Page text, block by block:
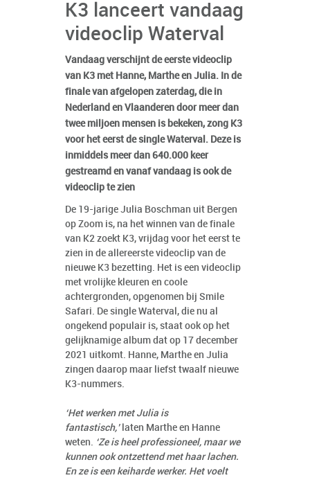
K3 lanceert vandaag
videoclip Waterval
Vandaag verschijnt de eerste videoclip
van K3 met Hanne, Marthe en Julia. In de
finale van afgelopen zaterdag, die in
Nederland en Vlaanderen door meer dan
twee miljoen mensen is bekeken, zong K3
voor het eerst de single Waterval. Deze is
inmiddels meer dan 640.000 keer
gestreamd en vanaf vandaag is ook de
videoclip te zien
De 19-jarige Julia Boschman uit Bergen
op Zoom is, na het winnen van de finale
van K2 zoekt K3, vrijdag voor het eerst te
zien in de allereerste videoclip van de
nieuwe K3 bezetting. Het is een videoclip
met vrolijke kleuren en coole
achtergronden, opgenomen bij Smile
Safari. De single Waterval, die nu al
ongekend populair is, staat ook op het
gelijknamige album dat op 17 december
2021 uitkomt. Hanne, Marthe en Julia
zingen daarop maar liefst twaalf nieuwe
K3-nummers.
‘Het werken met Julia is
fantastisch,’laten Marthe en Hanne
weten. ‘Ze is heel professioneel, maar we
kunnen ook ontzettend met haar lachen.
En ze is een keiharde werker. Het voelt